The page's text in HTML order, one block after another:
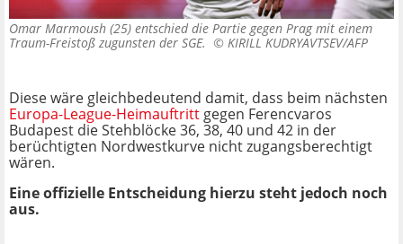
Omar Marmoush (25) entschied die Partie gegen Prag mit einem
Traum-Freistoß zugunsten der SGE. © KIRILL KUDRYAVTSEV/AFP
Diese wäre gleichbedeutend damit, dass beim nächsten
Europa-League-Heimauftrittgegen Ferencvaros
Budapest die Stehblöcke 36, 38, 40 und 42 in der
berüchtigten Nordwestkurve nicht zugangsberechtigt
wären.
Eine offizielle Entscheidung hierzu steht jedoch noch
aus.